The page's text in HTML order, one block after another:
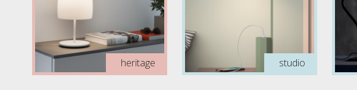
heritage studio